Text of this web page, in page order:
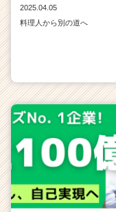
2025.04.05
料理人から別の道へ